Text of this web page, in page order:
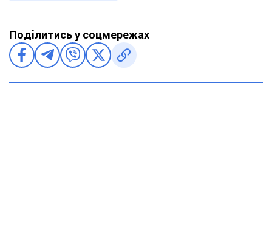
Поділитись у соцмережах